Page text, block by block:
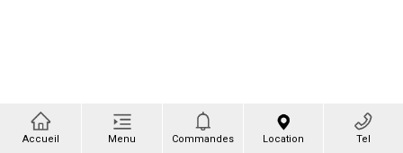
Accueil Menu Commandes Location Tel